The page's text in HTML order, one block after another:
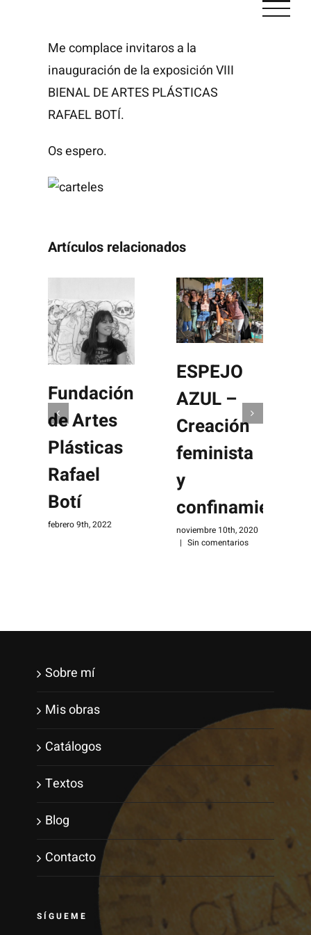
contenidoMe complace invitaros a la
inauguración de la exposición VIII
BIENAL DE ARTES PLÁSTICAS
RAFAEL BOTÍ.
Os espero.
Artículos relacionados
Fundación
de Artes
Plásticas
Rafael
Botí
febrero 9th, 2022
ESPEJO
AZUL –
Creación
feminista
y
confinamiento
noviembre 10th, 2020
| Sin comentarios
Sobre mí
Mis obras
Catálogos
Textos
Blog
Contacto
SÍGUEME